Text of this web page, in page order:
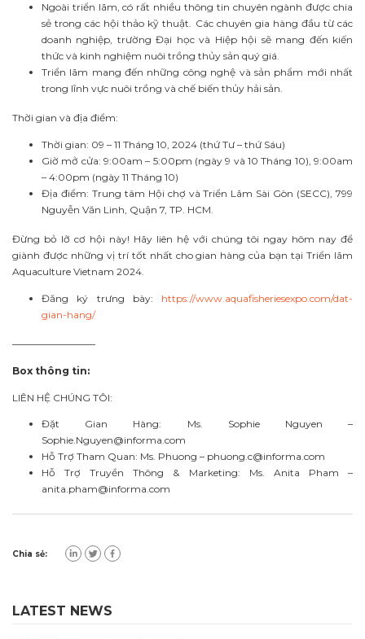
Ngoài triển lãm, có rất nhiều thông tin chuyên ngành được chia
sẻ trong các hội thảo kỹ thuật. Các chuyên gia hàng đầu từ các
doanh nghiệp, trường Đại học và Hiệp hội sẽ mang đến kiến
thức và kinh nghiệm nuôi trồng thủy sản quý giá.
Triển lãm mang đến những công nghệ và sản phẩm mới nhất
trong lĩnh vực nuôi trồng và chế biến thủy hải sản.
Thời gian và địa điểm:
Thời gian: 09 – 11 Tháng 10, 2024 (thứ Tư – thứ Sáu)
Giờ mở cửa: 9:00am – 5:00pm (ngày 9 và 10 Tháng 10), 9:00am
– 4:00pm (ngày 11 Tháng 10)
Địa điểm: Trung tâm Hội chợ và Triển Lãm Sài Gòn (SECC), 799
Nguyễn Văn Linh, Quận 7, TP. HCM.
Đừng bỏ lỡ cơ hội này! Hãy liên hệ với chúng tôi ngay hôm nay để
giành được những vị trí tốt nhất cho gian hàng của bạn tại Triển lãm
Aquaculture Vietnam 2024.
Đăng ký trưng bày:
https://www.aquafisheriesexpo.com/dat-
gian-hang/
————————–
Box thông tin:
LIÊN HỆ CHÚNG TÔI:
Đặt Gian Hàng: Ms. Sophie Nguyen –
Sophie.Nguyen@informa.com
Hỗ Trợ Tham Quan: Ms. Phuong – phuong.c@informa.com
Hỗ Trợ Truyền Thông & Marketing: Ms. Anita Pham –
anita.pham@informa.com
Chia sẻ:
LATEST NEWS